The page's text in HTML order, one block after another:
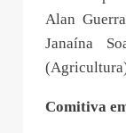
Alan
Janaína
Comitiva